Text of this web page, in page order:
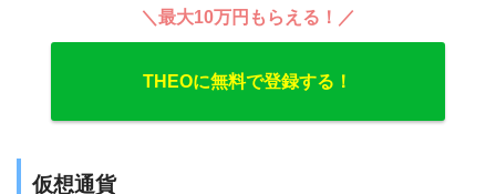
＼最大10万円もらえる！／
THEOに無料で登録する！
仮想通貨